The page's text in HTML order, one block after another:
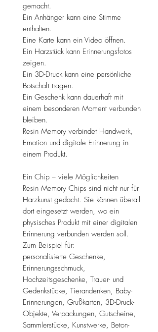
gemacht.
Ein Anhänger kann eine Stimme
enthalten.
Eine Karte kann ein Video öffnen.
Ein Harzstück kann Erinnerungsfotos
zeigen.
Ein 3D-Druck kann eine persönliche
Botschaft tragen.
Ein Geschenk kann dauerhaft mit
einem besonderen Moment verbunden
bleiben.
Resin Memory verbindet Handwerk,
Emotion und digitale Erinnerung in
einem Produkt.
Ein Chip – viele Möglichkeiten
Resin Memory Chips sind nicht nur für
Harzkunst gedacht. Sie können überall
dort eingesetzt werden, wo ein
physisches Produkt mit einer digitalen
Erinnerung verbunden werden soll.
Zum Beispiel für:
personalisierte Geschenke,
Erinnerungsschmuck,
Hochzeitsgeschenke, Trauer- und
Gedenkstücke, Tierandenken, Baby-
Erinnerungen, Grußkarten, 3D-Druck-
Objekte, Verpackungen, Gutscheine,
Sammlerstücke, Kunstwerke, Beton-